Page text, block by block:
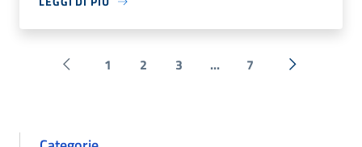
Pagina precedente
1 2 3 ... 7 Successiva